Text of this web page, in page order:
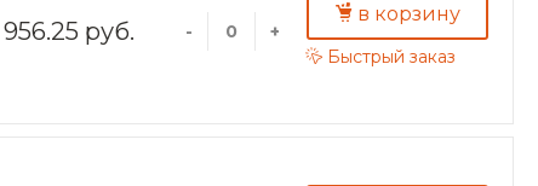
956.25 руб. - +
в корзину
Быстрый заказ